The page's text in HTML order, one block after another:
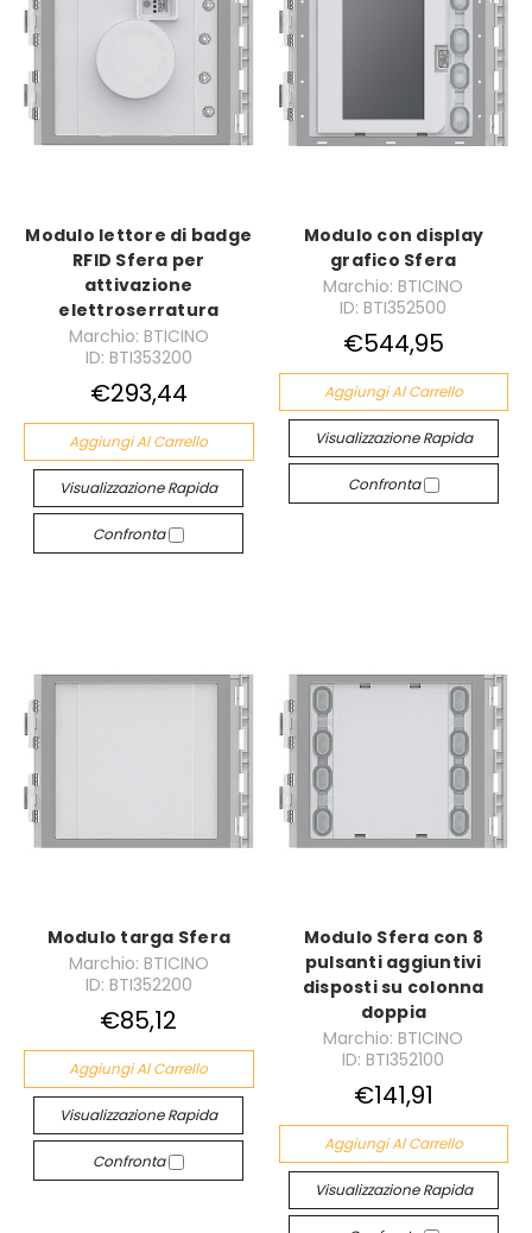
Modulo lettore di badge
RFID Sfera per
attivazione
elettroserratura
Marchio: BTICINO
ID: BTI353200
€293,44
Aggiungi Al Carrello
Visualizzazione Rapida
Confronta
Modulo con display
grafico Sfera
Marchio: BTICINO
ID: BTI352500
€544,95
Aggiungi Al Carrello
Visualizzazione Rapida
Confronta
Modulo targa Sfera
Marchio: BTICINO
ID: BTI352200
€85,12
Aggiungi Al Carrello
Visualizzazione Rapida
Confronta
Modulo Sfera con 8
pulsanti aggiuntivi
disposti su colonna
doppia
Marchio: BTICINO
ID: BTI352100
€141,91
Aggiungi Al Carrello
Visualizzazione Rapida